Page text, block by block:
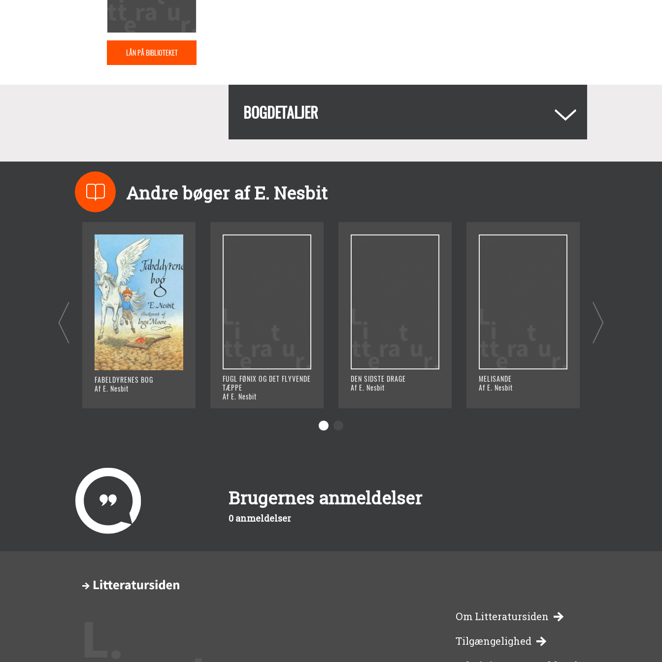
LÅN PÅ BIBLIOTEKET
BOGDETALJER
Andre bøger af E. Nesbit
FABELDYRENES BOG
Af E. Nesbit
FUGL FØNIX OG DET FLYVENDE
TÆPPE
Af E. Nesbit
DEN SIDSTE DRAGE
Af E. Nesbit
MELISANDE
Af E. Nesbit
Brugernes anmeldelser
0 anmeldelser
-
Om Litteratursiden
Tilgængelighed